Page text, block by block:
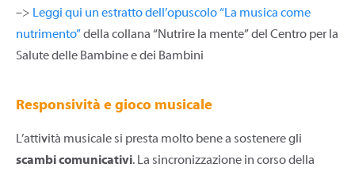
–> Leggi qui un estratto dell’opuscolo “La musica come
nutrimento” della collana “Nutrire la mente” del Centro per la
Salute delle Bambine e dei Bambini
Responsività e gioco musicale
L’attività musicale si presta molto bene a sostenere gli
scambi comunicativi. La sincronizzazione in corso della